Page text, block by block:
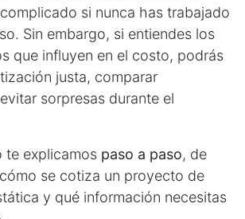
si nunca has trabajado
Sin embargo, si entiendes los
que influyen en el costo, podrás
justa, comparar
sorpresas durante el
te explicamos paso a paso, de
se cotiza un proyecto de
y qué información necesitas